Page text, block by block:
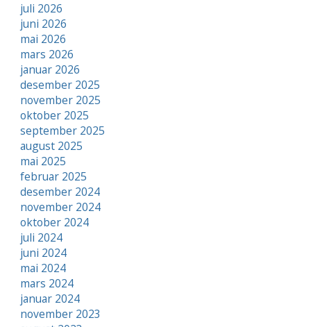
juli 2026
juni 2026
mai 2026
mars 2026
januar 2026
desember 2025
november 2025
oktober 2025
september 2025
august 2025
mai 2025
februar 2025
desember 2024
november 2024
oktober 2024
juli 2024
juni 2024
mai 2024
mars 2024
januar 2024
november 2023